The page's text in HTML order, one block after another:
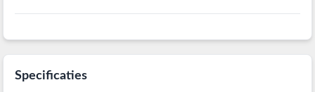
Specificaties